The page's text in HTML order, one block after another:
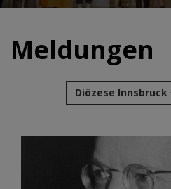
Meldungen
Diözese Innsbruck